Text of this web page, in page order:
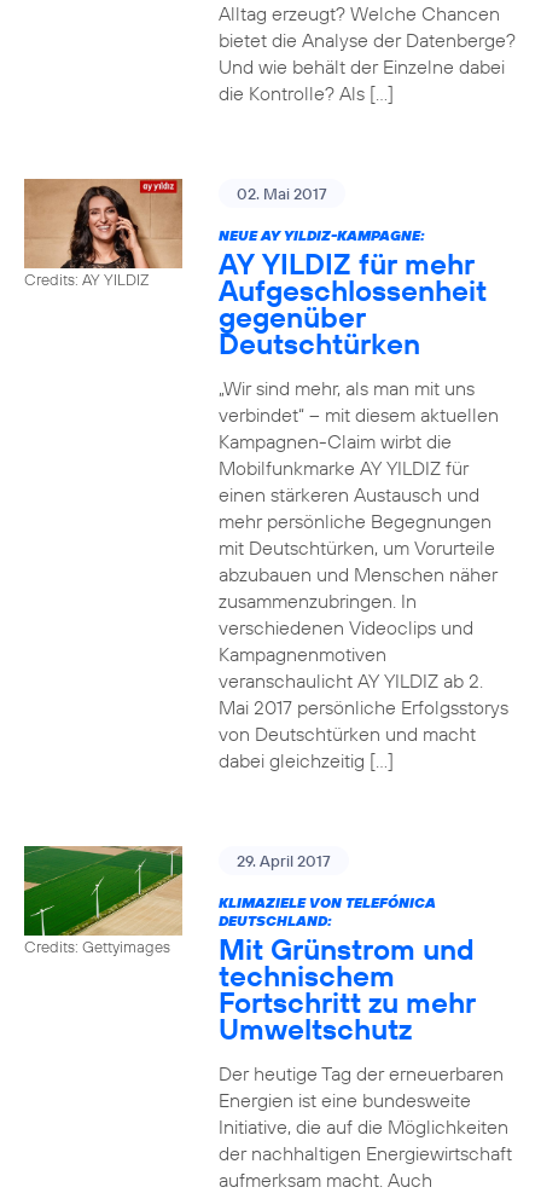
Alltag erzeugt? Welche Chancen
bietet die Analyse der Datenberge?
Und wie behält der Einzelne dabei
die Kontrolle? Als […]
Credits: AY YILDIZ
02. Mai 2017
NEUE AY YILDIZ-KAMPAGNE:
AY YILDIZ für mehr
Aufgeschlossenheit
gegenüber
Deutschtürken
„Wir sind mehr, als man mit uns
verbindet“ – mit diesem aktuellen
Kampagnen-Claim wirbt die
Mobilfunkmarke AY YILDIZ für
einen stärkeren Austausch und
mehr persönliche Begegnungen
mit Deutschtürken, um Vorurteile
abzubauen und Menschen näher
zusammenzubringen. In
verschiedenen Videoclips und
Kampagnenmotiven
veranschaulicht AY YILDIZ ab 2.
Mai 2017 persönliche Erfolgsstorys
von Deutschtürken und macht
dabei gleichzeitig […]
Credits: Gettyimages
29. April 2017
KLIMAZIELE VON TELEFÓNICA
DEUTSCHLAND:
Mit Grünstrom und
technischem
Fortschritt zu mehr
Umweltschutz
Der heutige Tag der erneuerbaren
Energien ist eine bundesweite
Initiative, die auf die Möglichkeiten
der nachhaltigen Energiewirtschaft
aufmerksam macht. Auch